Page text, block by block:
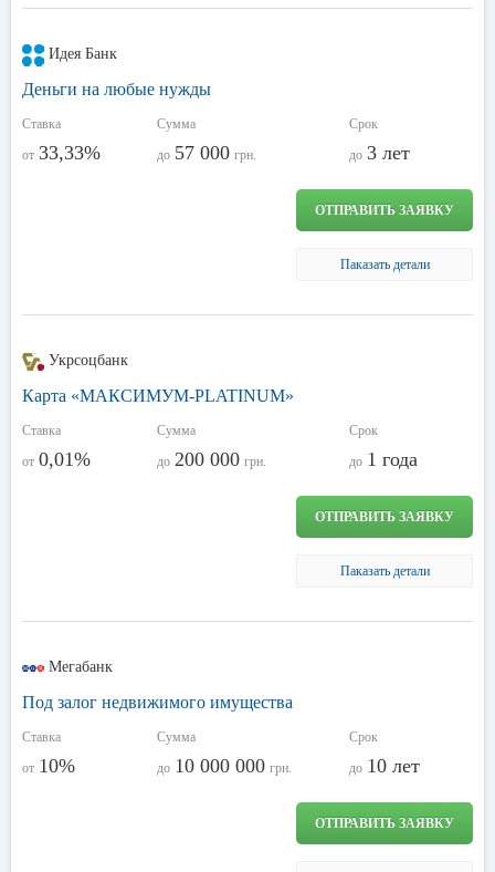
Идея Банк
Деньги на любые нужды
Ставка
от 33,33%
Сумма
до 57 000 грн.
Срок
до 3 лет
ОТПРАВИТЬ ЗАЯВКУ
Паказать детали
Укрсоцбанк
Карта «МАКСИМУМ-PLATINUM»
Ставка
от 0,01%
Сумма
до 200 000 грн.
Срок
до 1 года
ОТПРАВИТЬ ЗАЯВКУ
Паказать детали
Мегабанк
Под залог недвижимого имущества
Ставка
от 10%
Сумма
до 10 000 000 грн.
Срок
до 10 лет
ОТПРАВИТЬ ЗАЯВКУ